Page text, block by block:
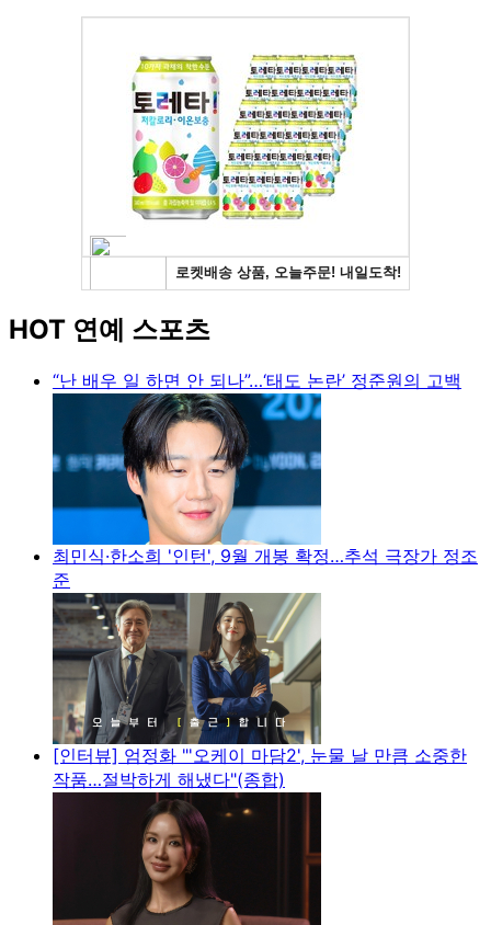
HOT 연예 스포츠
“난 배우 일 하면 안 되나”…‘태도 논란’ 정준원의 고백
최민식·한소희 '인턴', 9월 개봉 확정…추석 극장가 정조
준
[인터뷰] 엄정화 "'오케이 마담2', 눈물 날 만큼 소중한
작품…절박하게 해냈다"(종합)